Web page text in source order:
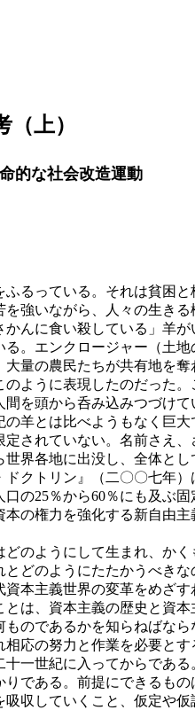
上）
な社会改造運動
るっている。それは貧困と
強いながら、人々の生き
んに食い殺している」羊
。エンクロージャー（土
量の農民たちが共有地を
ように表現したのだった
間を頭から呑み込みつづけ
羊とは比べようもなく巨大
されていない。名前さえ
界各地に出没し、全体と
クトリン』（二〇〇七年
の25％から60％にも及ぶ
の権力を強化する新自由
のようにして生まれ、か
どのようにたたかうべき
本主義世界の変革をめざ
は、資本主義の歴史と資本
のであるかを知らねばなら
応の努力と作業を必要と
一世紀に入ってからであ
である。前提にできるも
収していくこと、仮定や